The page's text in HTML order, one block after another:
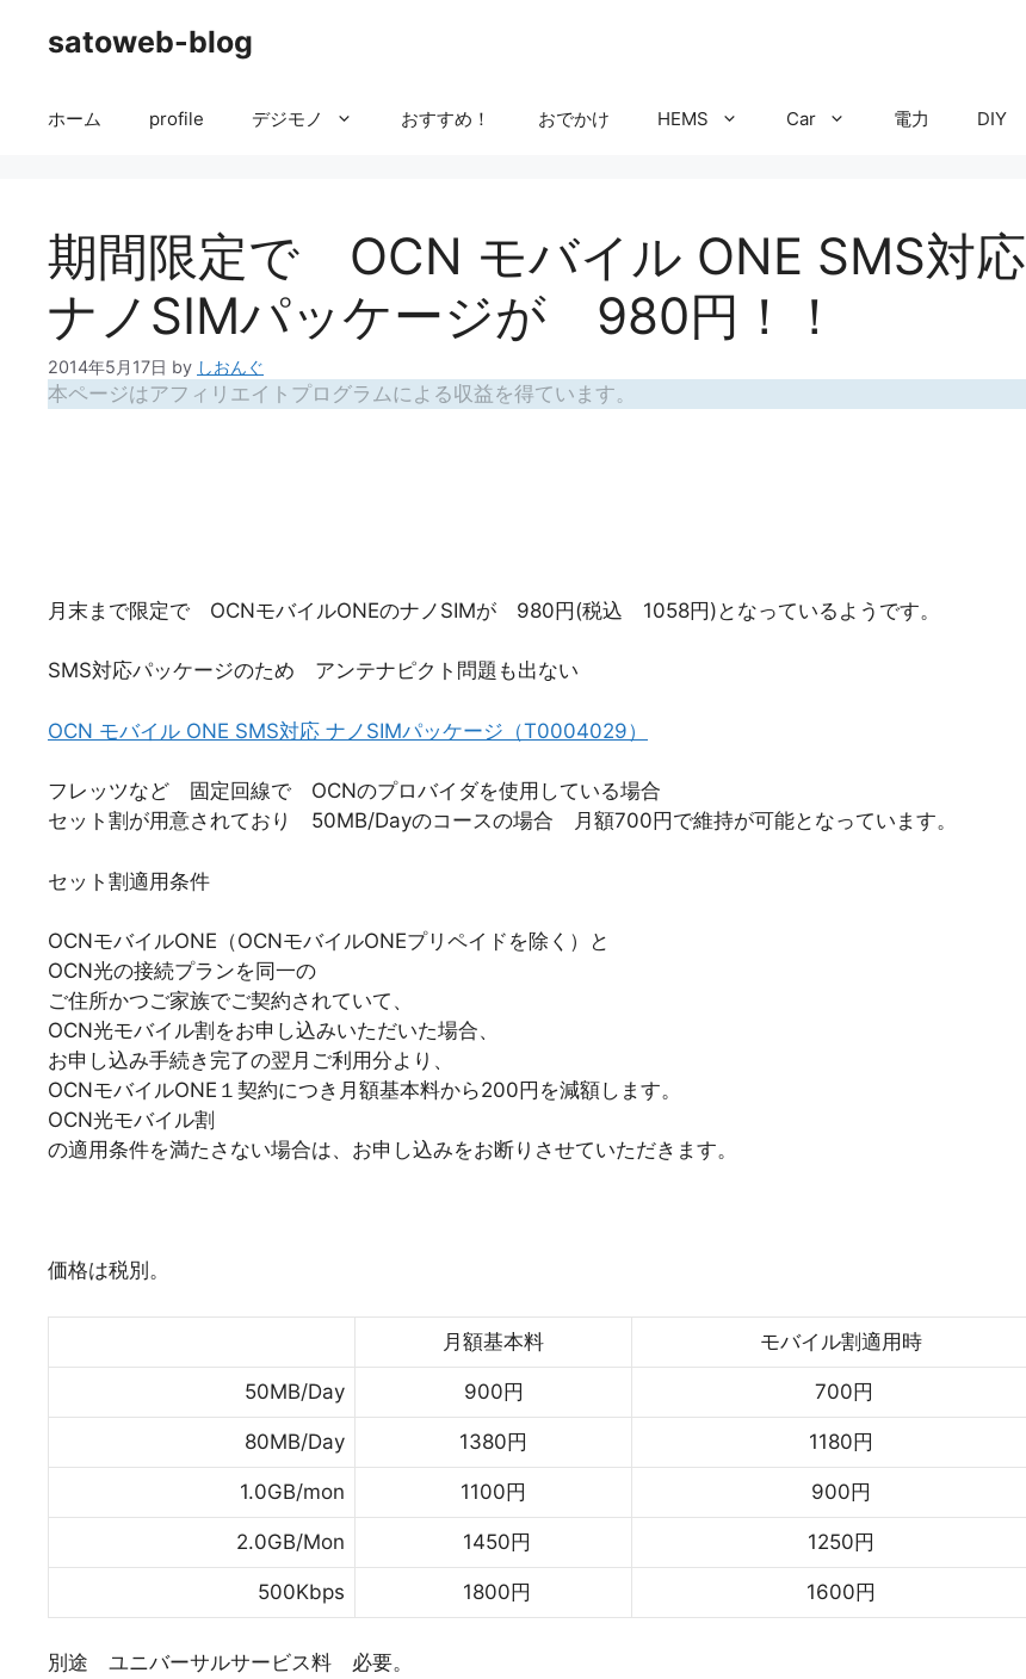
satoweb-blog
ホーム profile デジモノ おすすめ！ おでかけ HEMS Car 電力 DIY
期間限定で OCN モバイル ONE SMS対応
ナノSIMパッケージが 980円！！
2014年5月17日 by しおんぐ
本ページはアフィリエイトプログラムによる収益を得ています。
月末まで限定で OCNモバイルONEのナノSIMが 980円(税込 1058円)となっているようです。
SMS対応パッケージのため アンテナピクト問題も出ない
OCN モバイル ONE SMS対応 ナノSIMパッケージ（T0004029）
フレッツなど 固定回線で OCNのプロバイダを使用している場合
セット割が用意されており 50MB/Dayのコースの場合 月額700円で維持が可能となっています。
セット割適用条件
OCNモバイルONE（OCNモバイルONEプリペイドを除く）と
OCN光の接続プランを同一の
ご住所かつご家族でご契約されていて、
OCN光モバイル割をお申し込みいただいた場合、
お申し込み手続き完了の翌月ご利用分より、
OCNモバイルONE１契約につき月額基本料から200円を減額します。
OCN光モバイル割
の適用条件を満たさない場合は、お申し込みをお断りさせていただきます。
価格は税別。
月額基本料 モバイル割適用時
50MB/Day 900円 700円
80MB/Day 1380円 1180円
1.0GB/mon 1100円 900円
2.0GB/Mon 1450円 1250円
500Kbps 1800円 1600円
別途 ユニバーサルサービス料 必要。